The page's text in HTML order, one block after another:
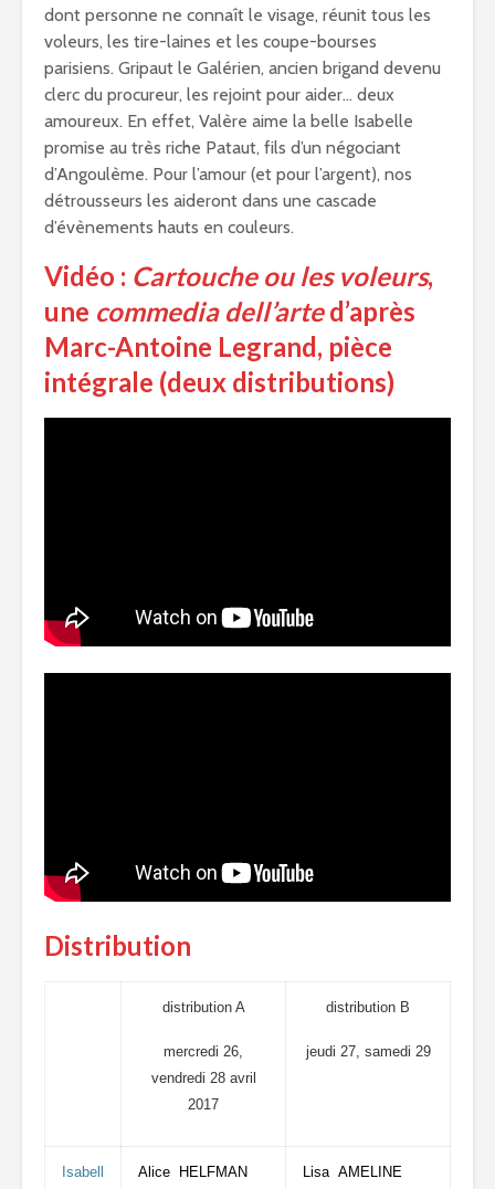
dont personne ne connaît le visage, réunit tous les
voleurs, les tire-laines et les coupe-bourses
parisiens. Gripaut le Galérien, ancien brigand devenu
clerc du procureur, les rejoint pour aider… deux
amoureux. En effet, Valère aime la belle Isabelle
promise au très riche Pataut, fils d’un négociant
d’Angoulème. Pour l’amour (et pour l’argent), nos
détrousseurs les aideront dans une cascade
d’évènements hauts en couleurs.
Vidéo : Cartouche ou les voleurs,
une commedia dell’arted’après
Marc-Antoine Legrand, pièce
intégrale (deux distributions)
Distribution
distribution A
mercredi 26,
vendredi 28 avril
2017
distribution B
jeudi 27, samedi 29
Isabell Alice HELFMAN Lisa AMELINE